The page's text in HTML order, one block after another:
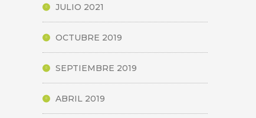
JULIO 2021
OCTUBRE 2019
SEPTIEMBRE 2019
ABRIL 2019